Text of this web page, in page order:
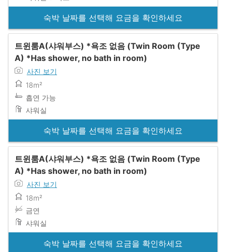
숙박 날짜를 선택해 요금을 확인하세요
트윈룸A(샤워부스) *욕조 없음 (Twin Room (Type
A) *Has shower, no bath in room)
사진 보기
18m²
흡연 가능
샤워실
숙박 날짜를 선택해 요금을 확인하세요
트윈룸A(샤워부스) *욕조 없음 (Twin Room (Type
A) *Has shower, no bath in room)
사진 보기
18m²
금연
샤워실
숙박 날짜를 선택해 요금을 확인하세요